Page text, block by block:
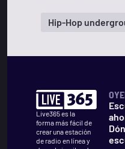
Hip-Hop
Live365 es la
forma más fácil de
crear una estación
de radio en línea y